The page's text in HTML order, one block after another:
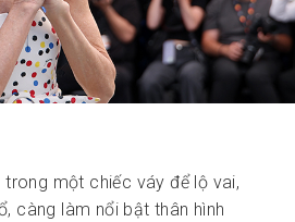
trong một chiếc váy để lộ vai,
càng làm nổi bật thân hình